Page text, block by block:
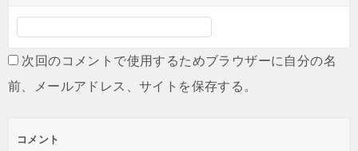
次回のコメントで使用するためブラウザーに自分の名
前、メールアドレス、サイトを保存する。
コメント